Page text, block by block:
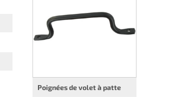
Poignées de volet à patte